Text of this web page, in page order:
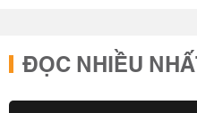
ĐỌC NHIỀU